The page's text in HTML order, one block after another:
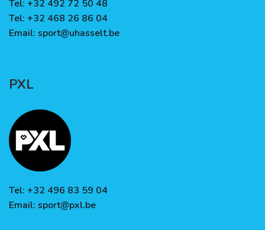
Tel: +32 492 72 50 48
Tel: +32 468 26 86 04
Email: sport@uhasselt.be
PXL
Tel: +32 496 83 59 04
Email: sport@pxl.be